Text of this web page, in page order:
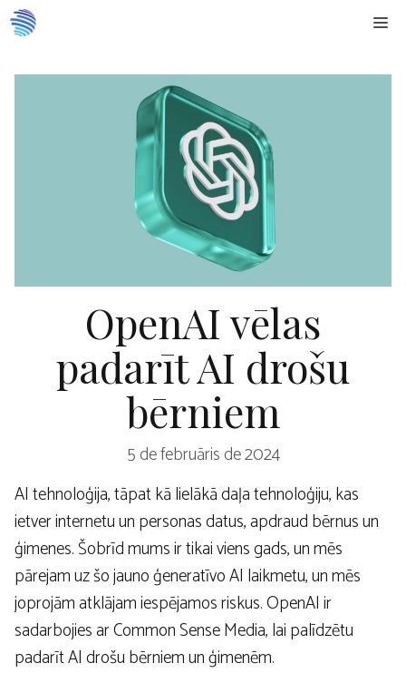
Doties
uz
OpenAI vēlas
padarīt AI drošu
bērniem
5 de februāris de 2024
AI tehnoloģija, tāpat kā lielākā daļa tehnoloģiju, kas
ietver internetu un personas datus, apdraud bērnus un
ģimenes. Šobrīd mums ir tikai viens gads, un mēs
pārejam uz šo jauno ģeneratīvo AI laikmetu, un mēs
joprojām atklājam iespējamos riskus. OpenAI ir
sadarbojies ar Common Sense Media, lai palīdzētu
padarīt AI drošu bērniem un ģimenēm.